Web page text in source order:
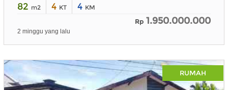
82 m2 4 KT 4 KM
Rp 1.950.000.000
2 minggu yang lalu
RUMAH